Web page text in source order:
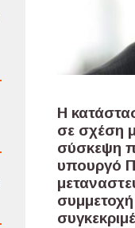
Η
σε σχέση
σύσκεψη
υπουργό